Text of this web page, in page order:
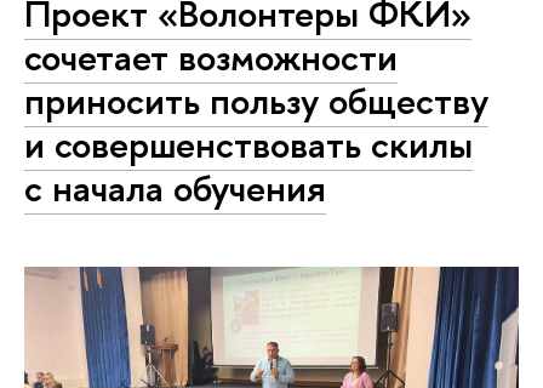
Проект «Волонтеры ФКИ»
сочетает возможности
приносить пользу обществу
и совершенствовать скилы
с начала обучения